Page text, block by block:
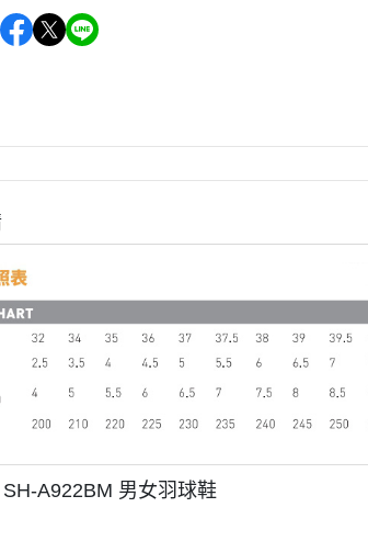
A922BM 男女羽球鞋